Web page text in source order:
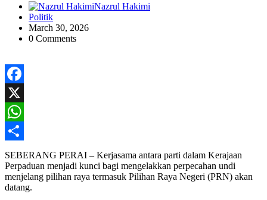
Nazrul Hakimi
Politik
March 30, 2026
0 Comments
Facebook
X
WhatsApp
Share
SEBERANG PERAI – Kerjasama antara parti dalam Kerajaan
Perpaduan menjadi kunci bagi mengelakkan perpecahan undi
menjelang pilihan raya termasuk Pilihan Raya Negeri (PRN) akan
datang.